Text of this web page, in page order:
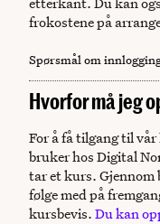
frokostene på
Spørsmål om
Hvorfor må jeg
For å få tilgang til
bruker hos Digital
tar et kurs. Gjennom
følge med på
kursbevis.Du kan